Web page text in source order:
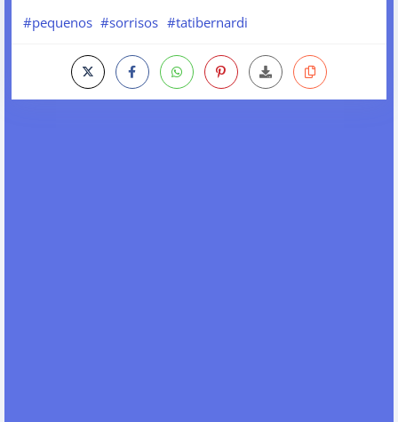
#pequenos #sorrisos #tatibernardi